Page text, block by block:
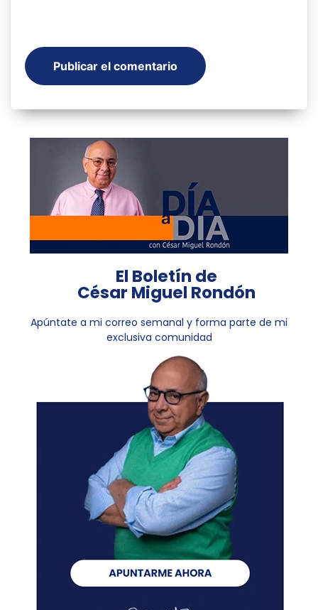
El Boletín de
César Miguel Rondón
Apúntate a mi correo semanal y forma parte de mi
exclusiva comunidad